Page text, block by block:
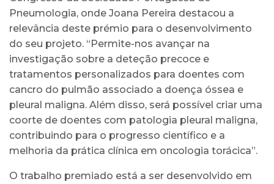
Pneumologia, onde Joana Pereira destacou a
relevância deste prémio para o desenvolvimento
do seu projeto. “Permite-nos avançar na
investigação sobre a deteção precoce e
tratamentos personalizados para doentes com
cancro do pulmão associado a doença óssea e
pleural maligna. Além disso, será possível criar uma
coorte de doentes com patologia pleural maligna,
contribuindo para o progresso científico e a
melhoria da prática clínica em oncologia torácica”.
O trabalho premiado está a ser desenvolvido em